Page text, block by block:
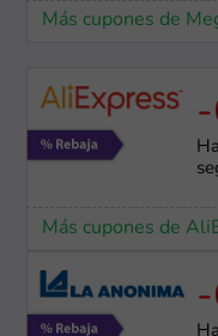
Más cupones de
Más cupones de